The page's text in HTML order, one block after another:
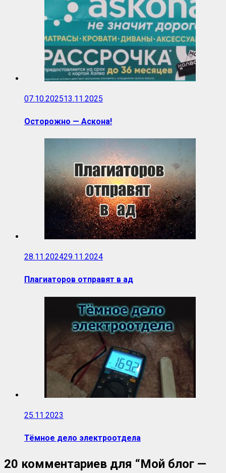
07.10.202513.11.2025
Осторожно — Аскона!
28.11.202429.11.2024
Плагиаторов отправят в ад
25.11.2023
Тёмное дело электроотдела
20 комментариев для “Мой блог —